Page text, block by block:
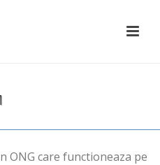
ONG care functioneaza pe